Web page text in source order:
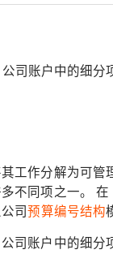
司账户中的细分
工作分解为可管
不同项之一。
司预算编号结构
司账户中的细分